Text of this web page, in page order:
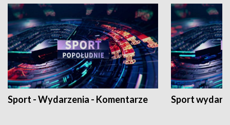
Sport - Wydarzenia - Komentarze Sport